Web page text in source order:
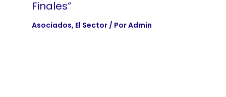
Finales”
Asociados, El Sector/ PorAdmin